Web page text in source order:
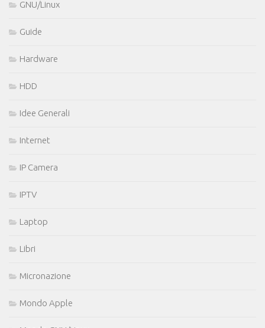
GNU/Linux
Guide
Hardware
HDD
Idee Generali
Internet
IP Camera
IPTV
Laptop
Libri
Micronazione
Mondo Apple